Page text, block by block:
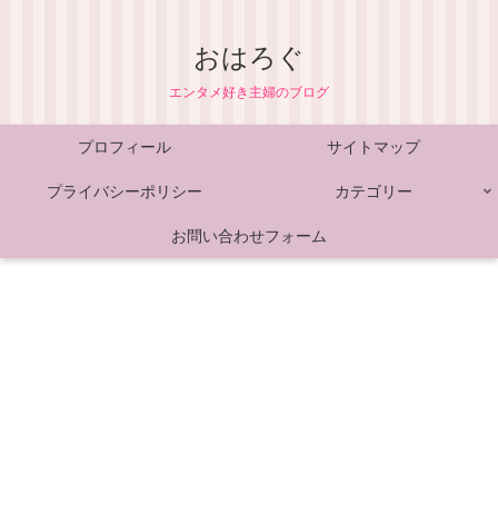
おはろぐ
エンタメ好き主婦のブログ
プロフィール サイトマップ
プライバシーポリシー カテゴリー
お問い合わせフォーム